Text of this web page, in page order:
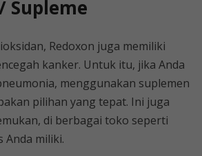
Supleme
Redoxon juga memiliki
kanker. Untuk itu, jika Anda
menggunakan suplemen
pilihan yang tepat. Ini juga
di berbagai toko seperti
Anda miliki.